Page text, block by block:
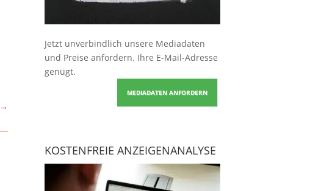
→
Jetzt unverbindlich unsere Mediadaten
und Preise anfordern. Ihre E-Mail-Adresse
genügt.
MEDIADATEN ANFORDERN
KOSTENFREIE ANZEIGENANALYSE